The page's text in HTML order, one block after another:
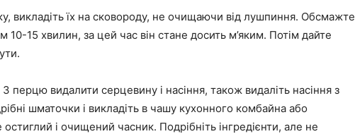
викладіть їх на сковороду, не очищаючи від лушпиння. Обсмажте
10-15 хвилин, за цей час він стане досить м’яким. Потім дайте
перцю видалити серцевину і насіння, також видаліть насіння з
шматочки і викладіть в чашу кухонного комбайна або
і очищений часник. Подрібніть інгредієнти, але не